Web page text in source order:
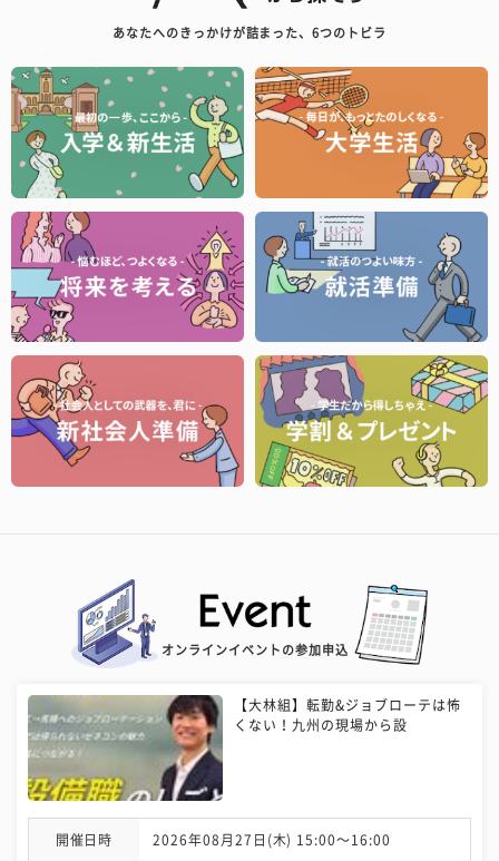
あなたへのきっかけが詰まった、6つのトビラ
オンラインイベントの参加申込
【大林組】転勤&ジョブローテは怖
くない！九州の現場から設
開催日時 2026年08月27日(木) 15:00〜16:00